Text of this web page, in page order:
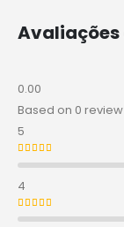
Avaliações
0.00
Based on 0 review
5
Avaliação5de 5
4
Avaliação4de 5